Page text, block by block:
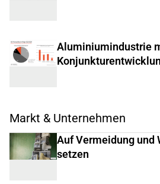
Aluminiumindustrie
Markt & Unternehmen
Auf Vermeidung und
setzen